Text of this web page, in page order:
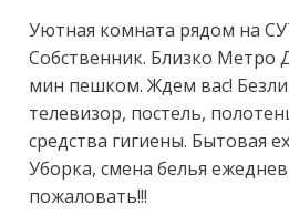
Уютная комната рядом на
Собственник. Близко Метро
мин пешком. Ждем вас!
телевизор, постель,
средства гигиены. Бытовая
Уборка, смена белья
пожаловать!!!